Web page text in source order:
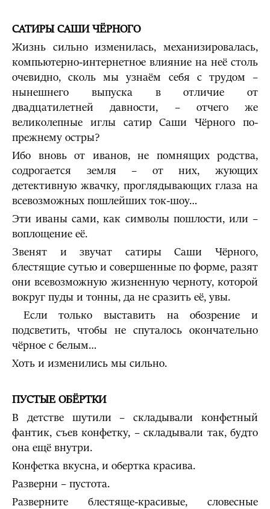
САТИРЫ САШИ ЧЁРНОГО
Жизнь сильно изменилась, механизировалась,
компьютерно-интернетное влияние на неё столь
очевидно, сколь мы узнаём себя с трудом –
нынешнего выпуска в отличие от
двадцатилетней давности, – отчего же
великолепные иглы сатир Саши Чёрного по-
прежнему остры?
Ибо вновь от иванов, не помнящих родства,
содрогается земля – от них, жующих
детективную жвачку, проглядывающих глаза на
всевозможных пошлейших ток-шоу…
Эти иваны сами, как символы пошлости, или –
воплощение её.
Звенят и звучат сатиры Саши Чёрного,
блестящие сутью и совершенные по форме, разят
они всевозможную жизненную черноту, которой
вокруг пуды и тонны, да не сразить её, увы.
Если только выставить на обозрение и
подсветить, чтобы не спуталось окончательно
чёрное с белым…
Хоть и изменились мы сильно.
ПУСТЫЕ ОБЁРТКИ
В детстве шутили – складывали конфетный
фантик, съев конфетку, – складывали так, будто
она ещё внутри.
Конфетка вкусна, и обертка красива.
Разверни – пустота.
Разверните блестяще-красивые, словесные